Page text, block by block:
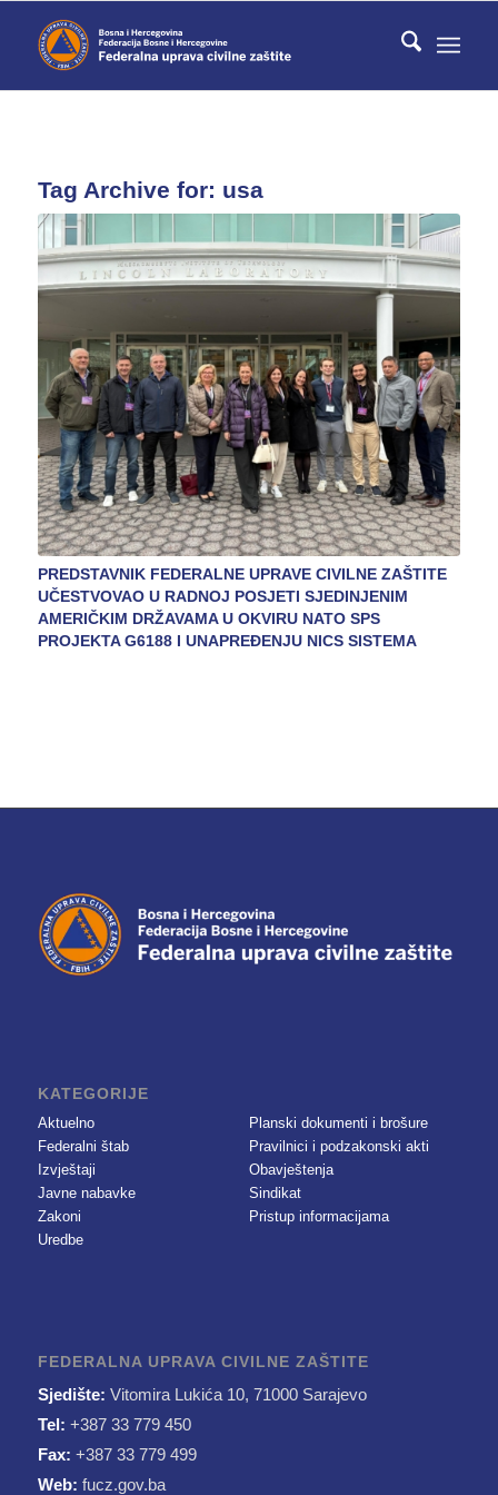
Tag Archive for: usa
PREDSTAVNIK FEDERALNE UPRAVE CIVILNE ZAŠTITE
UČESTVOVAO U RADNOJ POSJETI SJEDINJENIM
AMERIČKIM DRŽAVAMA U OKVIRU NATO SPS
PROJEKTA G6188 I UNAPREĐENJU NICS SISTEMA
KATEGORIJE
Aktuelno
Federalni štab
Izvještaji
Javne nabavke
Zakoni
Uredbe
Planski dokumenti i brošure
Pravilnici i podzakonski akti
Obavještenja
Sindikat
Pristup informacijama
FEDERALNA UPRAVA CIVILNE ZAŠTITE
Sjedište: Vitomira Lukića 10, 71000 Sarajevo
Tel: +387 33 779 450
Fax: +387 33 779 499
Web: fucz.gov.ba